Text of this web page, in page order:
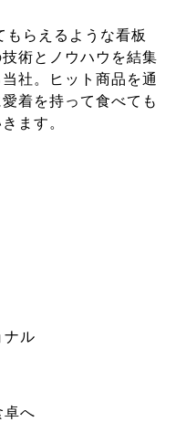
もらえるような看板
術とノウハウを結集
社。ヒット商品を通
着を持って食べても
ます。
ナル
卓へ